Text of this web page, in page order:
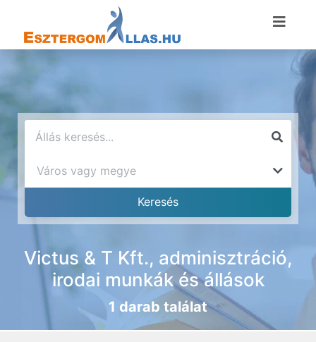
Victus & T Kft., adminisztráció,
irodai munkák és állások
1 darab találat